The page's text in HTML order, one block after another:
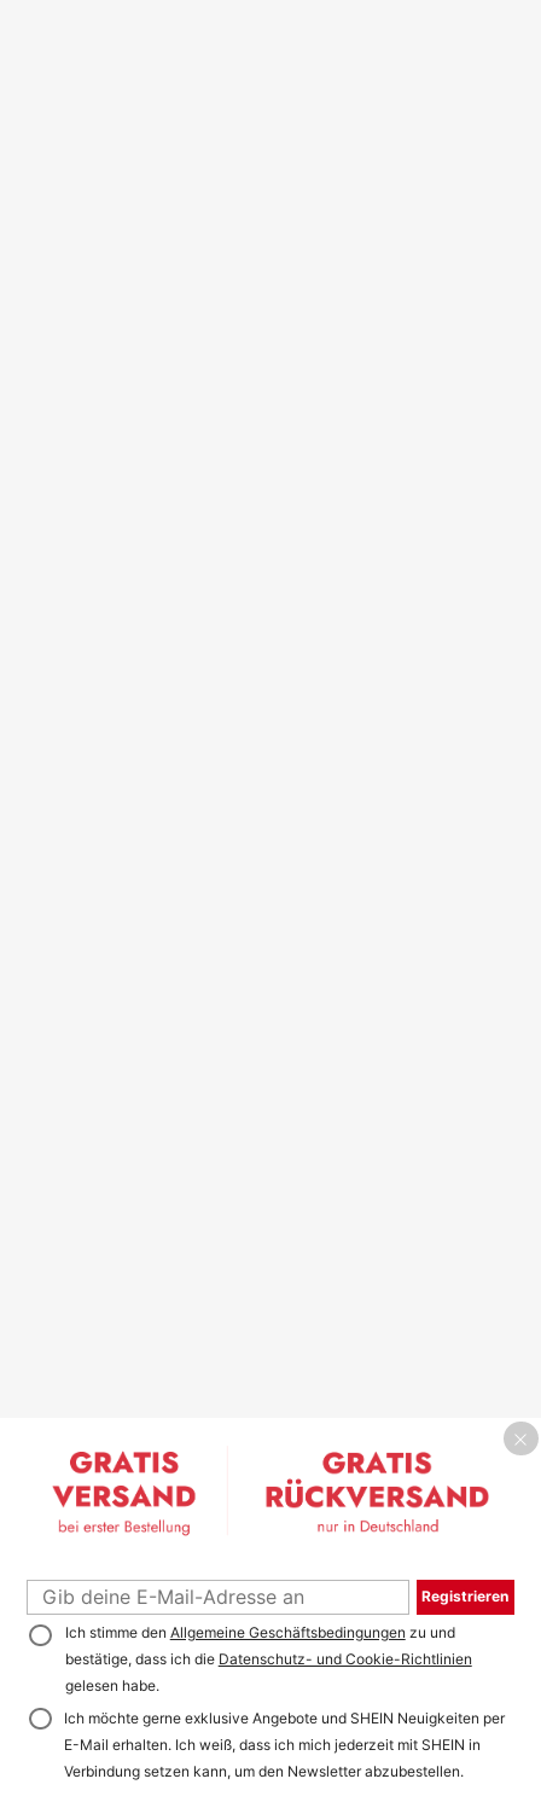
Registrieren
Ich stimme den Allgemeine Geschäftsbedingungen zu und
bestätige, dass ich die Datenschutz- und Cookie-Richtlinien
gelesen habe.
Ich möchte gerne exklusive Angebote und SHEIN Neuigkeiten per
E-Mail erhalten. Ich weiß, dass ich mich jederzeit mit SHEIN in
Verbindung setzen kann, um den Newsletter abzubestellen.